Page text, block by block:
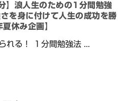
】浪人生のための1分間勉強
を身に付けて人生の成功を勝
休み企画】
れる！ １分間勉強法 ...